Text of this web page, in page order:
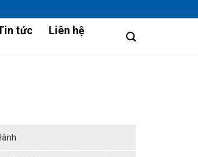
tức
Liên hệ